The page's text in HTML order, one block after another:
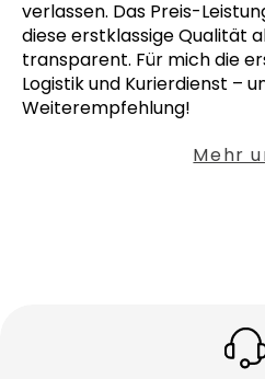
verlassen. Das Preis-
diese erstklassige Qualität
transparent. Für mich die
Logistik und Kurierdienst –
Weiterempfehlung!
Mehr